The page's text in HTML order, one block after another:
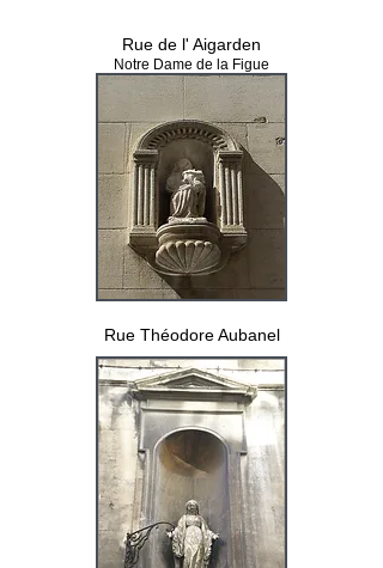
Rue de l' Aigarden
Notre Dame de la Figue
Rue Théodore Aubanel